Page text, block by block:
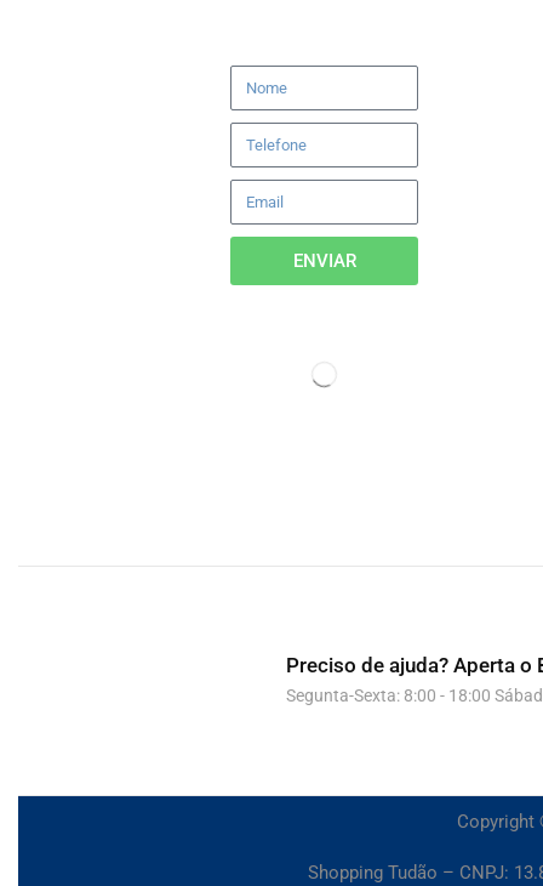
ENVIAR
Preciso de ajuda? Aperta o
Segunta-Sexta: 8:00 - 18:00
Copyright
Shopping Tudão – CNPJ: